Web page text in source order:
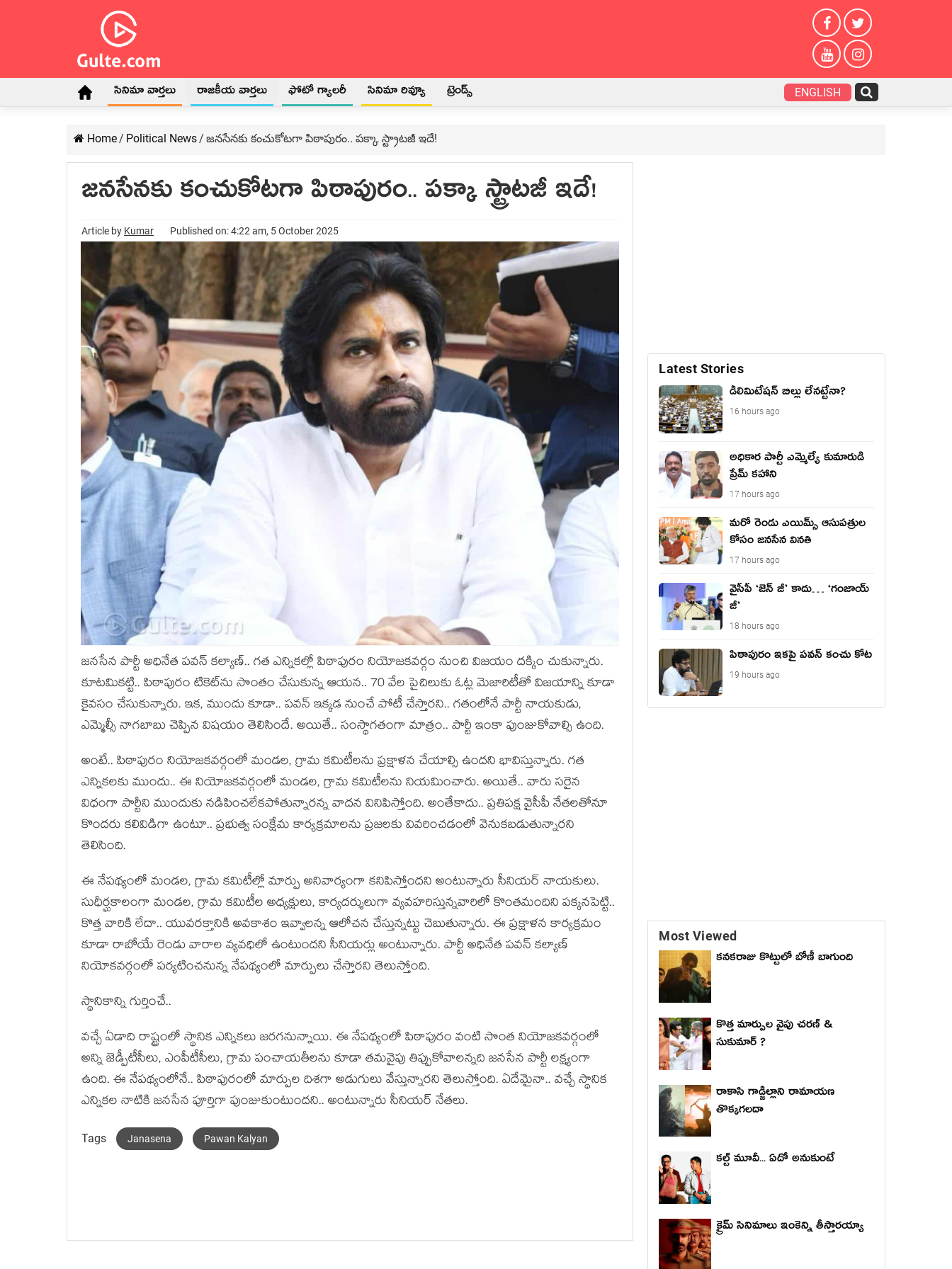
సినిమా వార్తలు రాజకీయ వార్తలు ఫోటో గ్యాలరీ సినిమా రివ్యూ ట్రెండ్స్ ENGLISH
Home/ Political News/ జ‌న‌సేన‌కు కంచుకోట‌గా పిఠాపురం.. ప‌క్కా స్ట్రాట‌జీ ఇదే!
జ‌న‌సేన‌కు కంచుకోట‌గా పిఠాపురం.. ప‌క్కా స్ట్రాట‌జీ ఇదే!
Article by Kumar Published on: 4:22 am, 5 October 2025
జ‌న‌సేన పార్టీ అధినేత ప‌వ‌న్ క‌ల్యాణ్‌.. గ‌త ఎన్నిక‌ల్లో పిఠాపురం నియోజ‌క‌వ‌ర్గం నుంచి విజ‌యం ద‌క్కిం చుకున్నారు.
కూట‌మిక‌ట్టి.. పిఠాపురం టికెట్‌ను సొంతం చేసుకున్న ఆయ‌న‌.. 70 వేల పైచిలుకు ఓట్ల మెజారిటీతో విజ‌యాన్ని కూడా
కైవ‌సం చేసుకున్నారు. ఇక‌, ముందు కూడా.. ప‌వ‌న్ ఇక్క‌డ నుంచే పోటీ చేస్తార‌ని.. గ‌తంలోనే పార్టీ నాయ‌కుడు,
ఎమ్మెల్సీ నాగ‌బాబు చెప్పిన విష‌యం తెలిసిందే. అయితే.. సంస్థాగతంగా మాత్రం.. పార్టీ ఇంకా పుంజుకోవాల్సి ఉంది.
అంటే.. పిఠాపురం నియోజ‌క‌వ‌ర్గంలో మండ‌ల‌, గ్రామ క‌మిటీలను ప్ర‌క్షాళ‌న చేయాల్సి ఉంద‌ని భావిస్తున్నారు. గ‌త
ఎన్నిక‌ల‌కు ముందు.. ఈ నియోజ‌క‌వ‌ర్గంలో మండ‌ల, గ్రామ క‌మిటీల‌ను నియ‌మించారు. అయితే.. వారు స‌రైన
విధంగా పార్టీని ముందుకు న‌డిపించ‌లేకపోతున్నార‌న్న వాద‌న వినిపిస్తోంది. అంతేకాదు.. ప్ర‌తిప‌క్ష వైసీపీ నేత‌ల‌తోనూ
కొంద‌రు క‌లివిడిగా ఉంటూ.. ప్ర‌భుత్వ సంక్షేమ కార్య‌క్ర‌మాల‌ను ప్ర‌జ‌ల‌కు వివ‌రించ‌డంలో వెనుక‌బ‌డుతున్నార‌ని
తెలిసింది.
ఈ నేప‌థ్యంలో మండ‌ల‌, గ్రామ క‌మిటీల్లో మార్పు అనివార్యంగా క‌నిపిస్తోందని అంటున్నారు సీనియ‌ర్ నాయ‌కులు.
సుధీర్ఘ‌కాలంగా మండ‌ల‌, గ్రామ క‌మిటీల అధ్య‌క్షులు, కార్య‌ద‌ర్శులుగా వ్య‌వ‌హ‌రిస్తున్న‌వారిలో కొంత‌మందిని ప‌క్క‌న‌పెట్టి..
కొత్త వారికి లేదా.. యువ‌రక్తానికి అవ‌కాశం ఇవ్వాల‌న్న ఆలోచ‌న చేస్తున్నట్టు చెబుతున్నారు. ఈ ప్ర‌క్షాళ‌న కార్య‌క్ర‌మం
కూడా రాబోయే రెండు వారాల వ్య‌వ‌ధిలో ఉంటుంద‌ని సీనియ‌ర్లు అంటున్నారు. పార్టీ అధినేత ప‌వ‌న్ క‌ల్యాణ్
నియోక‌వ‌ర్గంలో ప‌ర్య‌టించ‌నున్న నేప‌థ్యంలో మార్పులు చేస్తార‌ని తెలుస్తోంది.
స్థానికాన్ని గుర్తించే..
వ‌చ్చే ఏడాది రాష్ట్రంలో స్థానిక ఎన్నిక‌లు జ‌ర‌గ‌నున్నాయి. ఈ నేప‌థ్యంలో పిఠాపురం వంటి సొంత నియోజక‌వ‌ర్గంలో
అన్ని జెడ్పీటీసీలు, ఎంపీటీసీలు, గ్రామ పంచాయ‌తీల‌ను కూడా త‌మ‌వైపు తిప్పుకోవాల‌న్న‌ది జ‌న‌సేన పార్టీ ల‌క్ష్యంగా
ఉంది. ఈ నేప‌థ్యంలోనే.. పిఠాపురంలో మార్పుల దిశ‌గా అడుగులు వేస్తున్నార‌ని తెలుస్తోంది. ఏదేమైనా.. వ‌చ్చే స్థానిక
ఎన్నిక‌ల నాటికి జ‌న‌సేన పూర్తిగా పుంజుకుంటుంద‌ని.. అంటున్నారు సీనియ‌ర్ నేత‌లు.
Tags Janasena Pawan Kalyan
Latest Stories
డీలిమిటేషన్ బిల్లు లేన‌ట్టేనా?
16 hours ago
అధికార పార్టీ ఎమ్మెల్యే కుమారుడి
ప్రేమ్ కహాని
17 hours ago
మరో రెండు ఎయిమ్స్ ఆసుపత్రుల
కోసం జనసేన వినతి
17 hours ago
వైసీపీ ‘జెన్ జీ’ కాదు… ‘గంజాయ్
జీ’
18 hours ago
పిఠాపురం ఇకపై పవన్ కంచు కోట
19 hours ago
Most Viewed
కనకరాజు కొట్టులో బోణీ బాగుంది
కొత్త మార్పుల వైపు చరణ్ &
సుకుమార్ ?
రాకాసి గాడ్జిల్లాని రామాయణ
తొక్కగలదా
కల్ట్ మూవీ... ఏదో అనుకుంటే
క్రైమ్ సినిమాలు ఇంకెన్ని తీస్తారయ్యా